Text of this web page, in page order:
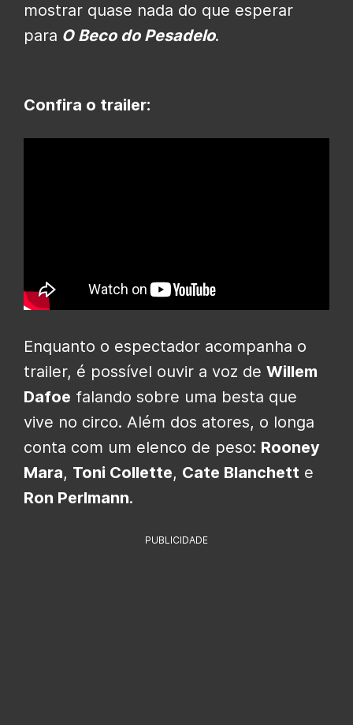
mostrar quase nada do que esperar
para O Beco do Pesadelo.
Confira o trailer:
Enquanto o espectador acompanha o
trailer, é possível ouvir a voz de Willem
Dafoe falando sobre uma besta que
vive no circo. Além dos atores, o longa
conta com um elenco de peso: Rooney
Mara, Toni Collette, Cate Blanchett e
Ron Perlmann.
PUBLICIDADE